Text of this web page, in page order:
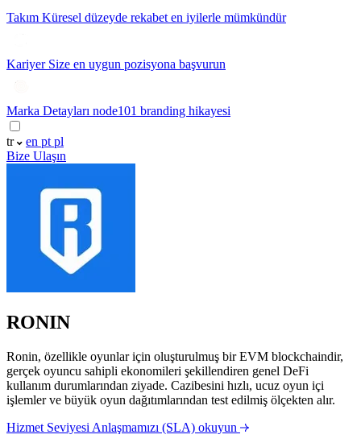
Takım Küresel düzeyde rekabet en iyilerle mümkündür
Kariyer Size en uygun pozisyona başvurun
Marka Detayları node101 branding hikayesi
tr en pt pl
Bize Ulaşın
RONIN
Ronin, özellikle oyunlar için oluşturulmuş bir EVM blockchaindir,
gerçek oyuncu sahipli ekonomileri şekillendiren genel DeFi
kullanım durumlarından ziyade. Cazibesini hızlı, ucuz oyun içi
işlemler ve büyük oyun dağıtımlarından test edilmiş ölçekten alır.
Hizmet Seviyesi Anlaşmamızı (SLA) okuyun